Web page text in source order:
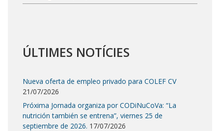
ÚLTIMES NOTÍCIES
Nueva oferta de empleo privado para COLEF CV
21/07/2026
Próxima Jornada organiza por CODiNuCoVa: “La
nutrición también se entrena”, viernes 25 de
septiembre de 2026. 17/07/2026